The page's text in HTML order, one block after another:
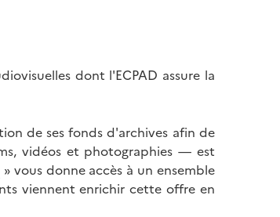
dont l'ECPAD assure la
de ses fonds d'archives afin de
vidéos et photographies — est
» vous donne accès à un ensemble
viennent enrichir cette offre en